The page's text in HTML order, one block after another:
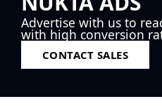
Advertise with us to
with high conversion
CONTACT SALES